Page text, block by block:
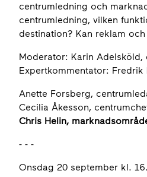
centrumledning och
centrumledning, vilken
destination? Kan reklam
Moderator: Karin
Expertkommentator: Fredrik
Anette Forsberg,
Cecilia Åkesson,
Chris Helin,
- - -
Onsdag 20 september kl.